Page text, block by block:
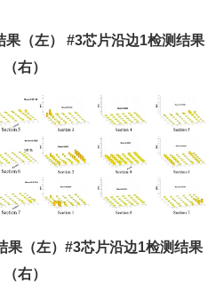
果（左） #3芯片沿边1检测结果
（右）
果（左）#3芯片沿边1检测结果
（右）